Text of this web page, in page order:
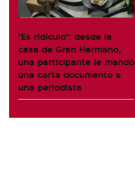
"Es ridículo": desde la
casa de Gran Hermano,
una participante le mandó
una carta documento a
una periodista